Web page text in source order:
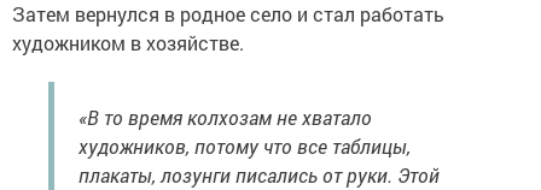
Затем вернулся в родное село и стал работать
художником в хозяйстве.
«В то время колхозам не хватало
художников, потому что все таблицы,
плакаты, лозунги писались от руки. Этой